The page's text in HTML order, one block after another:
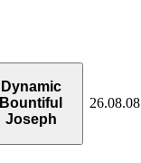
Dynamic
Bountiful
Joseph
26.08.08